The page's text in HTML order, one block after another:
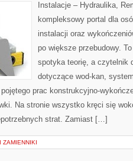
Instalacje – Hydraulika,
kompleksowy portal dla
instalacji oraz
po większe przebudowy.
spotyka teorię, a czytelnik
dotyczące wod-kan,
prac konstrukcyjno-
Na stronie wszystko kręci się
strat. Zamiast […]
ZAMIENNIKI